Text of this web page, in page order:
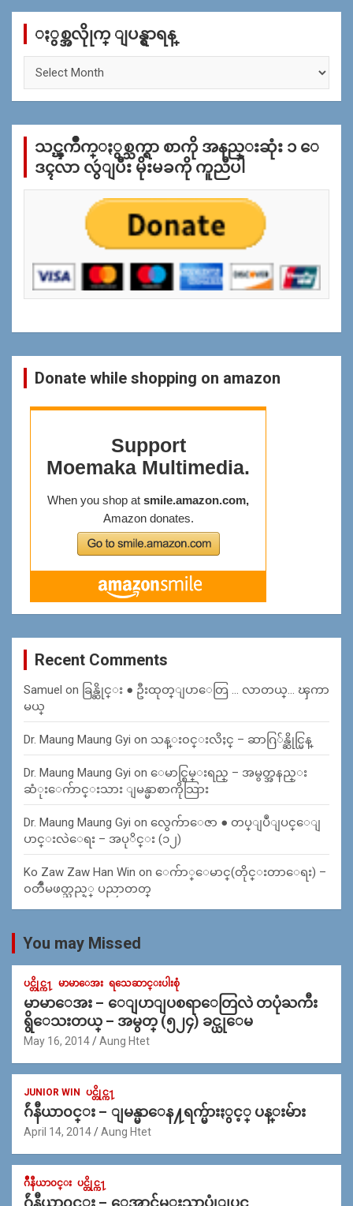
c
ႏွစ္အလိုုက္ ျပန္ရွာရန္
က္
န္
သင္ၾကိဳက္ႏွစ္သက္ရာ စာကို အနည္းဆုံး ၁ ေ
ဒၚလာ လွဴျပီး မိုးမခကို ကူညီပါ
Donate while shopping on amazon
Recent Comments
Samuel on ခြန္ဆိုင္း ● ဦးထုတ္ျပာေတြ … လာတယ္… ၾကာ
မယ္
Dr. Maung Maung Gyi on သန္း၀င္းလိႈင္ – ဆာဂြ်န္ဆိုင္မြန္
Dr. Maung Maung Gyi on ေမာင္စြမ္းရည္ – အမွတ္အနည္း
ဆံုးေက်ာင္းသား ျမန္မာစာကိုသြား
Dr. Maung Maung Gyi on လွေက်ာေဇာ ● တပ္ျပဳျပင္ေျ
ပာင္းလဲေရး – အပုိင္း (၁၂)
Ko Zaw Zaw Han Win on ေက်ာ္ေမာင္(တိုင္းတာေရး) –
၀တၳဳမဖတ္သည့္ ပညာတတ္
You may Missed
ပင္တိုင္က႑ မာမာေအး ရသေဆာင္းပါးစုံ
မာမာေအး – ေျပာျပစရာေတြလဲ တပုံႀကီး
ရွိေသးတယ္ – အမွတ္ (၅၂၄) ခင္ယုေမ
May 16, 2014 Aung Htet
JUNIOR WIN ပင္တိုင္က႑
ဂ်ဴနီယာ၀င္း – ျမန္မာေန႔ရက္မ်ားႏွင့္ ပန္းမ်ား
April 14, 2014 Aung Htet
ဂ်ဳနီယာ၀င္း ပင္တိုင္က႑
ဂ်ဴနီယာ၀င္း – ေအာင္ခ်မ္းသာပုုံျပင္